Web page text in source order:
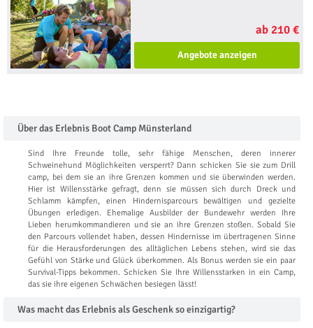
ab 210 €
Angebote anzeigen
Über das Erlebnis Boot Camp Münsterland
Sind Ihre Freunde tolle, sehr fähige Menschen, deren innerer
Schweinehund Möglichkeiten versperrt? Dann schicken Sie sie zum Drill
camp, bei dem sie an ihre Grenzen kommen und sie überwinden werden.
Hier ist Willensstärke gefragt, denn sie müssen sich durch Dreck und
Schlamm kämpfen, einen Hindernisparcours bewältigen und gezielte
Übungen erledigen. Ehemalige Ausbilder der Bundewehr werden Ihre
Lieben herumkommandieren und sie an ihre Grenzen stoßen. Sobald Sie
den Parcours vollendet haben, dessen Hindernisse im übertragenen Sinne
für die Herausforderungen des alltäglichen Lebens stehen, wird sie das
Gefühl von Stärke und Glück überkommen. Als Bonus werden sie ein paar
Survival-Tipps bekommen. Schicken Sie Ihre Willensstarken in ein Camp,
das sie ihre eigenen Schwächen besiegen lässt!
Was macht das Erlebnis als Geschenk so einzigartig?